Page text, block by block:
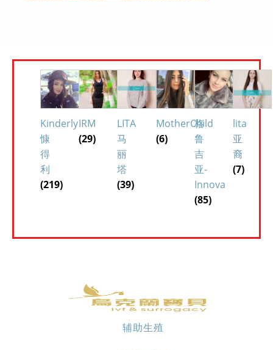
Kinderly
慷
得
利
(219)
IRM
(29)
LITA
马
丽
塔
(39)
MotherChild
(6)
格
鲁
吉
亚-
Innova
(85)
lita
亚
裔
(7)
辅助生殖